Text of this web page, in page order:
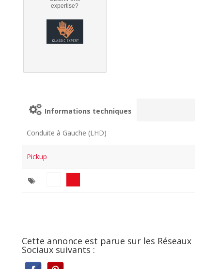
expertise?
Informations techniques
Conduite à Gauche (LHD)
Pickup
Cette annonce est parue sur les Réseaux
Sociaux suivants :